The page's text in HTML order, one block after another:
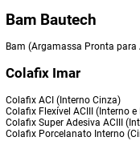
Bam Bautech
Bam (Argamassa Pronta
Colafix Imar
Colafix ACI (Interno Cinza)
Colafix Flexível ACIII (Interno
Colafix Super Adesiva ACIII
Colafix Porcelanato Interno